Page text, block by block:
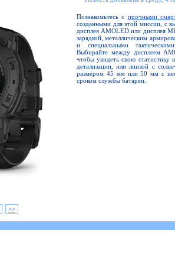
Познакомьтесь с прочными
созданными для этой миссии, с
дисплея AMOLED или дисплея
зарядкой, металлическим
и специальными
Выбирайте между дисплеем
чтобы увидеть свою статистику
детализации, или линзой с
размером 45 мм или 50 мм с
сроком службы батареи.
>>